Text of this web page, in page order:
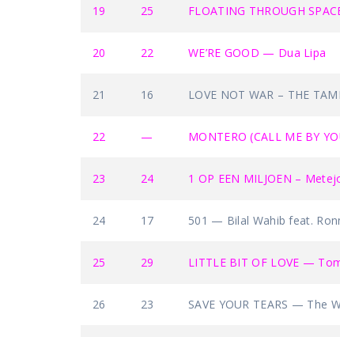
19 25 FLOATING THROUGH
20 22 WE’RE GOOD — Dua Lipa
21 16 LOVE NOT WAR – THE
22 — MONTERO (CALL ME BY
23 24 1 OP EEN MILJOEN –
24 17 501 — Bilal Wahib feat.
25 29 LITTLE BIT OF LOVE —
26 23 SAVE YOUR TEARS — The